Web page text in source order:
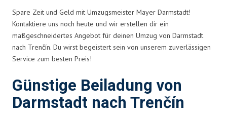
Spare Zeit und Geld mit Umzugsmeister Mayer Darmstadt!
Kontaktiere uns noch heute und wir erstellen dir ein
maßgeschneidertes Angebot für deinen Umzug von Darmstadt
nach Trenčín. Du wirst begeistert sein von unserem zuverlässigen
Service zum besten Preis!
Günstige Beiladung von
Darmstadt nach Trenčín